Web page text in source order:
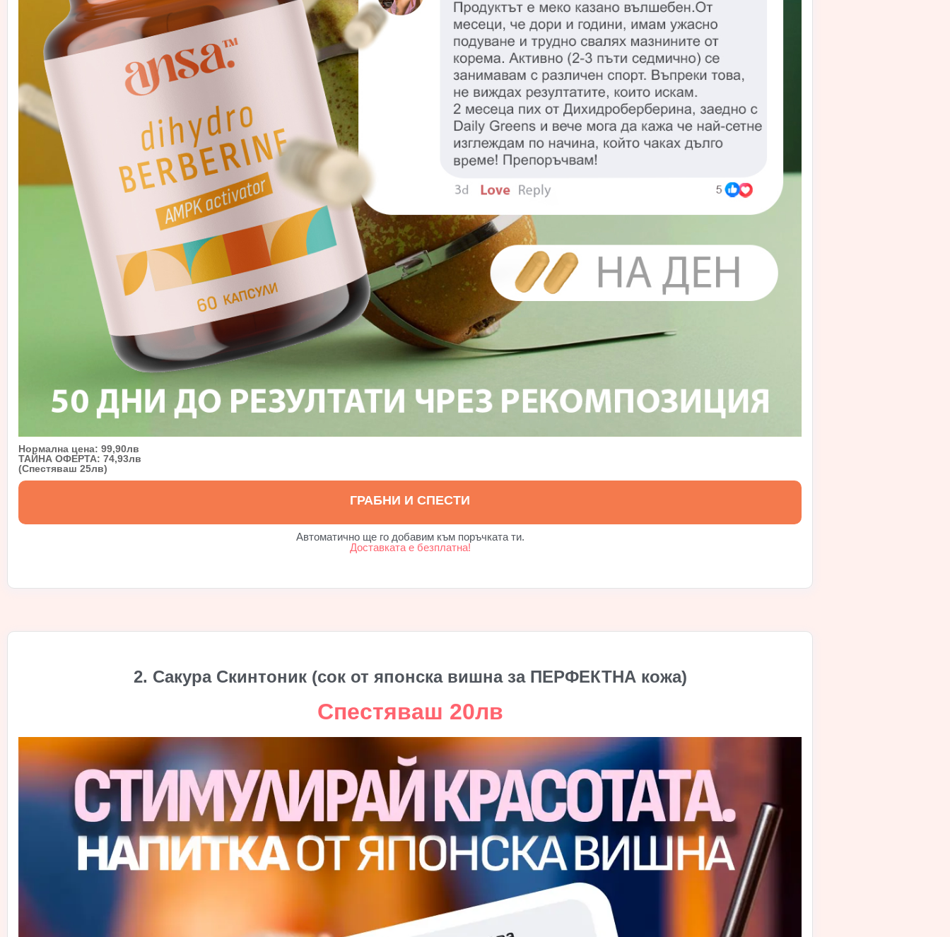
Нормална цена: 99,90лв
ТАЙНА ОФЕРТА: 74,93лв
(Спестяваш 25лв)
ГРАБНИ И СПЕСТИ
Автоматично ще го добавим към поръчката ти.
Доставката е безплатна!
2. Сакура Скинтоник (сок от японска вишна за ПЕРФЕКТНА кожа)
Спестяваш 20лв